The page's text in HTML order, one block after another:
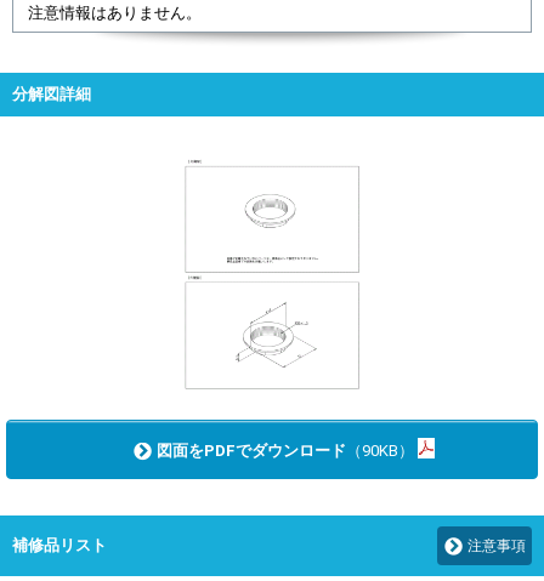
注意情報はありません。
分解図詳細
図面をPDFでダウンロード （90KB）
補修品リスト 注意事項